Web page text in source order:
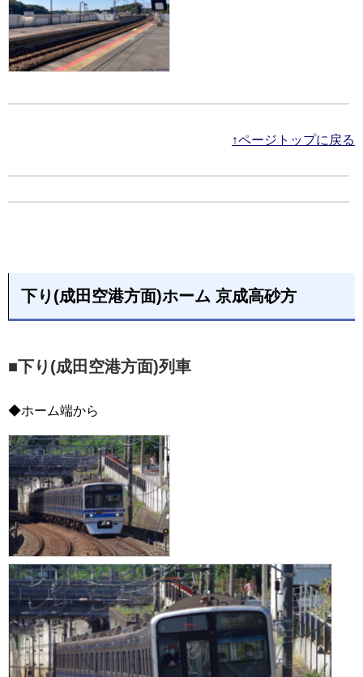
↑ページトップに戻る
下り(成田空港方面)ホーム 京成高砂方
■下り(成田空港方面)列車
◆ホーム端から